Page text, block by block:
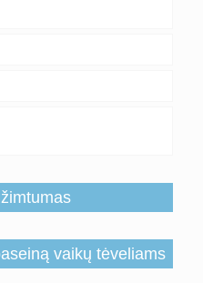
vaikų tėveliams